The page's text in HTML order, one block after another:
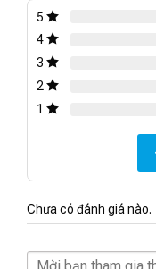
5
4
3
2
1
Chưa có đánh giá nào.